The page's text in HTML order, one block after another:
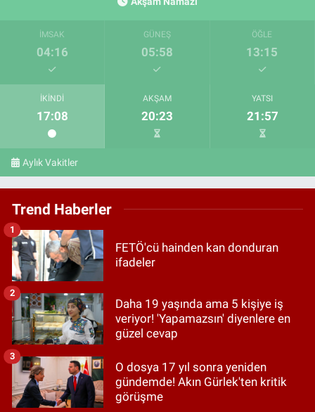
İMSAK
04:16
GÜNEŞ
05:58
ÖĞLE
13:15
İKINDI
17:08
AKŞAM
20:23
YATSI
21:57
Aylık Vakitler
Trend Haberler
FETÖ'cü hainden kan donduran
ifadeler
1
Daha 19 yaşında ama 5 kişiye iş
veriyor! 'Yapamazsın' diyenlere en
güzel cevap
2
O dosya 17 yıl sonra yeniden
gündemde! Akın Gürlek'ten kritik
görüşme
3